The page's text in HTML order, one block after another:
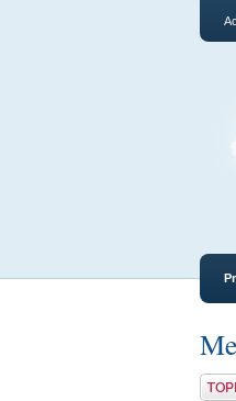
Scrie
nou